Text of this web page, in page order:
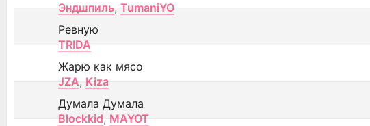
Эндшпиль, TumaniYO
Ревную
TRIDA
Жарю как мясо
JZA, Kiza
Думала Думала
Blockkid, MAYOT